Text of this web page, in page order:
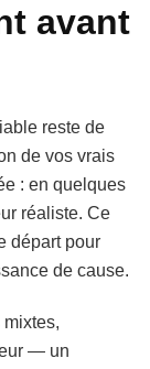
avant
reste de
de vos vrais
: en quelques
réaliste. Ce
départ pour
de cause.
— un